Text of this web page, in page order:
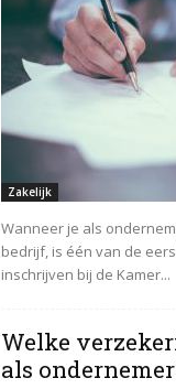
Zakelijk
Wanneer je als
bedrijf, is één van de
inschrijven bij de Kamer...
Welke
als